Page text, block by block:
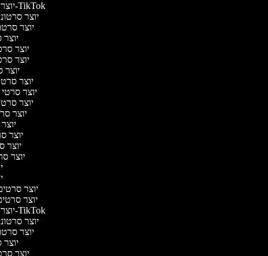
יוצר סרטונים ל-TikTok
יוצר
יוצר
יוצר
יוצר
יוצר
יוצר
יוצר
יוצר סרטי
יוצר
יוצר
יוצר
יוצר
יוצר
יוצר
יוצר
יוצר סרטונים ל-TikTok
יוצר
יוצר
יוצר
יוצר